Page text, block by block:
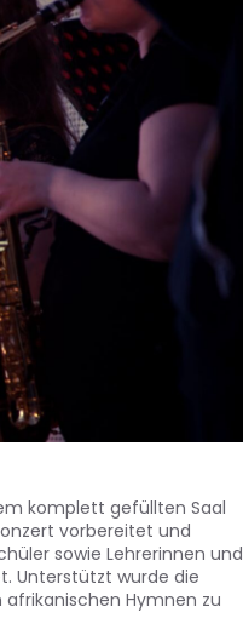
komplett gefüllten Saal
vorbereitet und
sowie Lehrerinnen und
Unterstützt wurde die
Hymnen zu